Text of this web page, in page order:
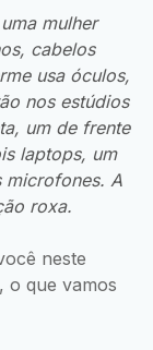
mulher
cabelos
usa óculos,
nos estúdios
um de frente
laptops, um
microfones. A
roxa.
neste
o que vamos